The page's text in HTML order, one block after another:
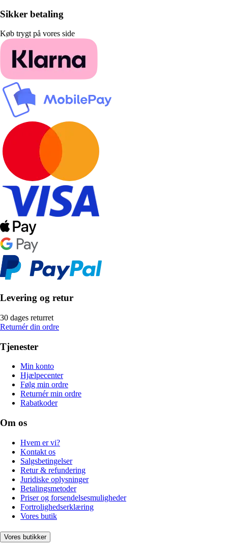
Sikker betaling
Køb trygt på vores side
Levering og retur
30 dages returret
Returnér din ordre
Tjenester
Min konto
Hjælpecenter
Følg min ordre
Returnér min ordre
Rabatkoder
Om os
Hvem er vi?
Kontakt os
Salgsbetingelser
Retur & refundering
Juridiske oplysninger
Betalingsmetoder
Priser og forsendelsesmuligheder
Fortrolighedserklæring
Vores butik
Vores butikker